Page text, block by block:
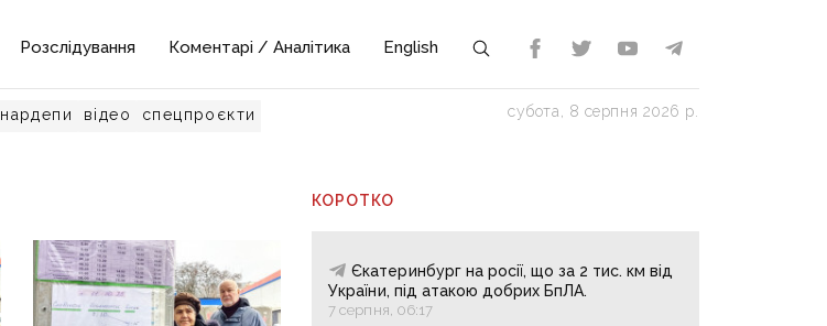
Розслідування Коментарі / Аналітика English
нардепи відео спецпроєкти субота, 8 серпня 2026 р.
КОРОТКО
Єкатеринбург на росії, що за 2 тис. км від
України, під атакою добрих БпЛА.
7 серпня, 06:17